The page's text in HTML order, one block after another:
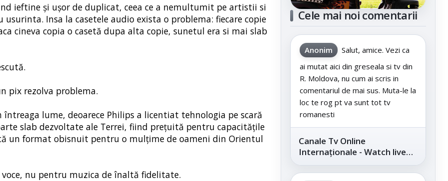
ieftine și ușor de duplicat, ceea ce a nemultumit pe artistii si
Insa la casetele audio exista o problema: fiecare copie
cineva copia o casetă dupa alta copie, sunetul era si mai slab
pix rezolva problema.
lume, deoarece Philips a licentiat tehnologia pe scară
slab dezvoltate ale Terrei, fiind prețuită pentru capacitățile
un format obisnuit pentru o mulțime de oameni din Orientul
nu pentru muzica de înaltă fidelitate.
Cele mai noi comentarii
Anonim
Salut, amice. Vezi ca
ai mutat aici din greseala si tv din
R. Moldova, nu cum ai scris in
comentariul de mai sus. Muta-le la
loc te rog pt va sunt tot tv
romanesti
Canale Tv Online
Internaționale - Watch live
channels legally